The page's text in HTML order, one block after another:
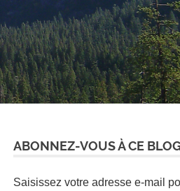
ABONNEZ-VOUS À CE
Saisissez votre adresse e-mail